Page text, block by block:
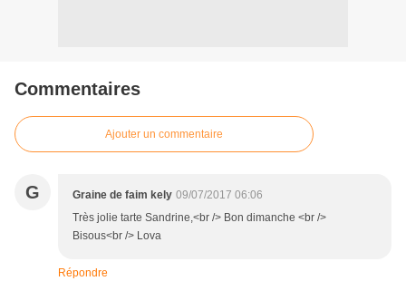
Commentaires
Ajouter un commentaire
G Graine de faim kely 09/07/2017 06:06
Très jolie tarte Sandrine,<br /> Bon dimanche <br />
Bisous<br /> Lova
Répondre